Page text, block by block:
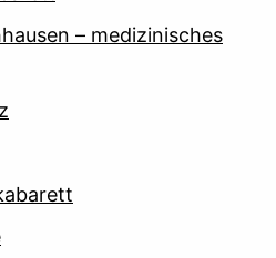
– medizinisches